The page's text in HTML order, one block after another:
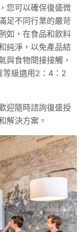
您可以確保復盛微
足不同行業的嚴苛
如，在食品和飲料
純淨，以免產品結
與食物間接接觸，
等級適用2：4：2
迎隨時諮詢復盛授
解決方案。